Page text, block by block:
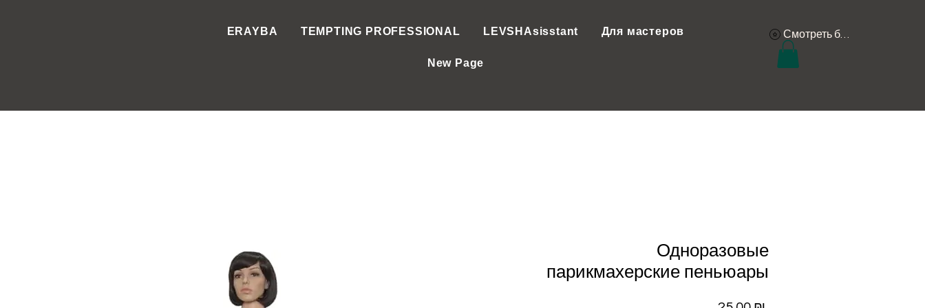
ERAYBA TEMPTING PROFESSIONAL LEVSHAsisstant Для мастеров
New Page
Одноразовые
парикмахерские пеньюары